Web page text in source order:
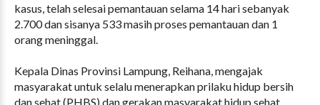
kasus, telah selesai pemantauan selama 14 hari sebanyak
2.700 dan sisanya 533 masih proses pemantauan dan 1
orang meninggal.
Kepala Dinas Provinsi Lampung, Reihana, mengajak
masyarakat untuk selalu menerapkan prilaku hidup bersih
dan sehat (PHBS) dan gerakan masyarakat hidup sehat